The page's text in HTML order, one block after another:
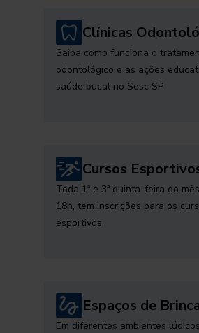
Clínicas
Saiba como funciona o
odontológico e as ações
saúde bucal no Sesc SP
Cursos
Toda 1ª e 3ª quinta-feira do
18h, tem inscrições para os
esportivos
Espaços de
Em diferentes ambientes